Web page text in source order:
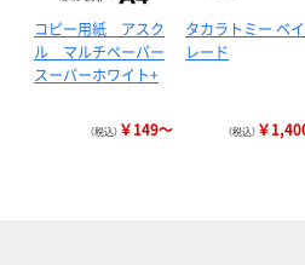
コピー用紙 アスク
ル マルチペーパー
スーパーホワイト+
（税込） ￥149～
タカラトミー ベ
レード
（税込） ￥